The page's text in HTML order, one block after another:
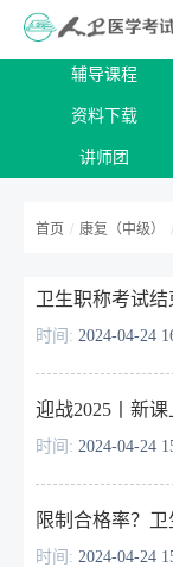
辅导课程
资料下载
讲师团
首页 / 康复（中级） /
卫生职称考试结
时间: 2024-04-24
迎战2025丨新
时间: 2024-04-24
限制合格率？
时间: 2024-04-24